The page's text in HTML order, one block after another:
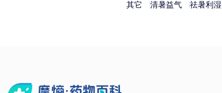
其它 清暑益气 祛暑利湿